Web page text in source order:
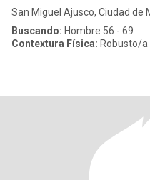
San Miguel Ajusco, Ciudad de
Buscando: Hombre 56 - 69
Contextura Física: Robusto/a